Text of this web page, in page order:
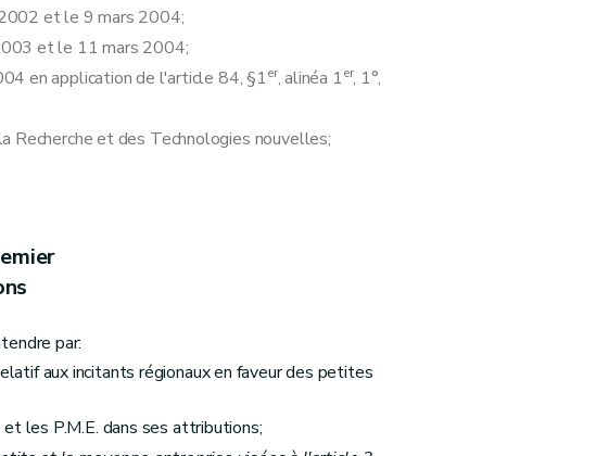
et le 9 mars 2004;
et le 11 mars 2004;
en application de l'article 84, §1er, alinéa 1er, 1°,
Recherche et des Technologies nouvelles;
par:
aux incitants régionaux en faveur des petites
les P.M.E. dans ses attributions;